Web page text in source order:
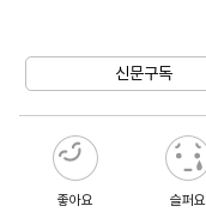
신문구독
좋아요 슬퍼요